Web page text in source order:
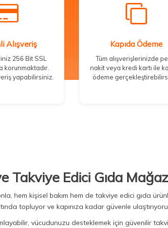
Alışveriş
256 Bit SSL
korunmaktadır.
yapabilirsiniz.
Kapıda Ödeme
Tüm alışverişlerinizde
nakit veya kredi kartı ile
ödeme
Takviye Edici Gıda
hem kişisel bakım hem de takviye edici gıda
topluyor ve kapınıza kadar güvenle
vücudunuzu desteklemek için güvenilir